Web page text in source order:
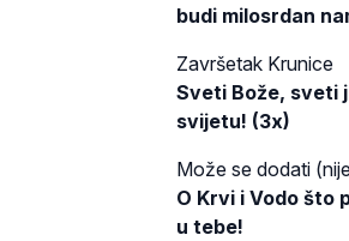
budi milosrdan
Završetak Krunice
Sveti Bože, sveti
svijetu! (3x)
Može se dodati
O Krvi i Vodo što
u tebe!